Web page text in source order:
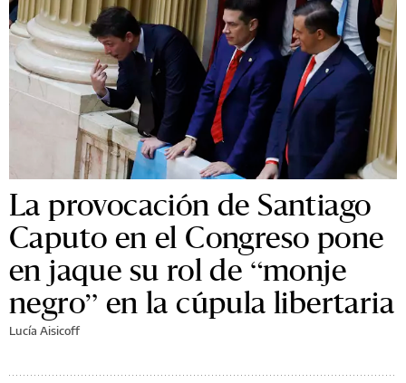
La provocación de Santiago
Caputo en el Congreso pone
en jaque su rol de “monje
negro” en la cúpula libertaria
Lucía Aisicoff